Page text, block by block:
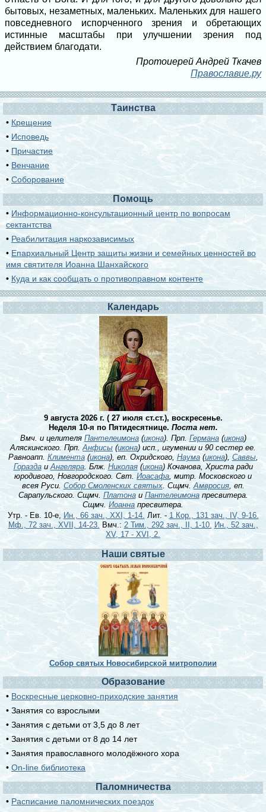
бытовых, незаметных, маленьких. Маленьких для нашего
повседневного испорченного зрения и обретающих
истинные масштабы при улучшении зрения под
действием благодати.
Протоиерей Андрей Ткачев
Православие.ру
Таинства
• Крещение
• Исповедь
• Причастие
• Венчание
•Соборование
Помощь
• Информационно-консультационный центр по вопросам
сектантства
• Реабилитация наркозависимых
• Епархиальный Центр защиты жизни и семейных ценностей во
имя святителя Иоанна Шанхайского
• Куда и как сообщать о противоправном контенте
Календарь
9 августа 2026 г. ( 27 июля ст.ст.), воскресенье.
Неделя 10-я по Пятидесятнице. Поста нет.
Вмч. и целителя Пантелеимона(икона). Прп. Германа(икона)
Аляскинского. Прп.Анфисы (икона) исп., игумении и 90 сестер ее.
Равноапп. Климента(икона), еп. Охридского, Наума(икона), Саввы,
ГораздаиАнгеляра. Блж. Николая(икона) Кочанова, Христа ради
юродивого, Новгородского. Свт. Иоасафа, митр. Московского и
всея Руси. Собор Смоленских святых. Сщмч.Амвросия, еп.
Сарапульского. Сщмч. Платонаи Пантелеимонапресвитера.
Сщмч. Иоанна пресвитера.
Утр. - Ев. 10-е, Ин., 66 зач., XXI, 1-14. Лит. - 1 Кор., 131 зач., IV, 9-16.
Мф., 72 зач., XVII, 14-23. Вмч.: 2 Тим., 292 зач., II, 1-10. Ин., 52 зач.,
XV, 17 - XVI, 2.
Наши святые
Собор святых Новосибирской митрополии
Образование
• Воскресные церковно-приходские занятия
• Занятия со взрослыми
• Занятия с детьми от 3,5 до 8 лет
• Занятия с детьми от 8 до 14 лет
• Занятия православного молодёжного хора
• On-line библиотека
Паломничества
• Расписание паломнических поездок